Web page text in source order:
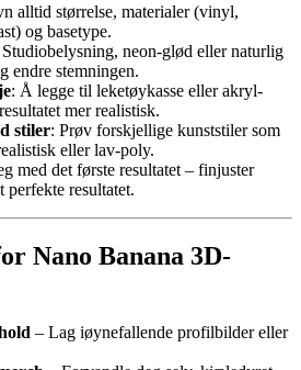
alltid størrelse, materialer (vinyl,
og basetype.
Studiobelysning, neon-glød eller naturlig
endre stemningen.
: Å legge til leketøykasse eller akryl-
mer realistisk.
stiler: Prøv forskjellige kunststiler som
eller lav-poly.
med det første resultatet – finjuster
resultatet.
Nano Banana 3D-
– Lag iøynefallende profilbilder eller